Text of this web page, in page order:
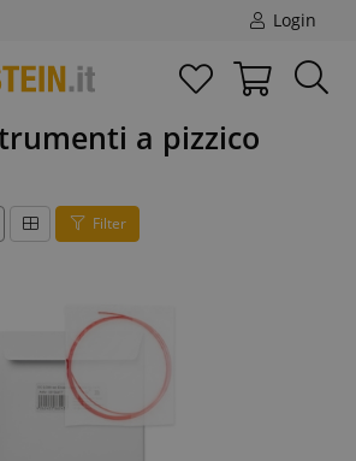
Login
a pizzico
Filter